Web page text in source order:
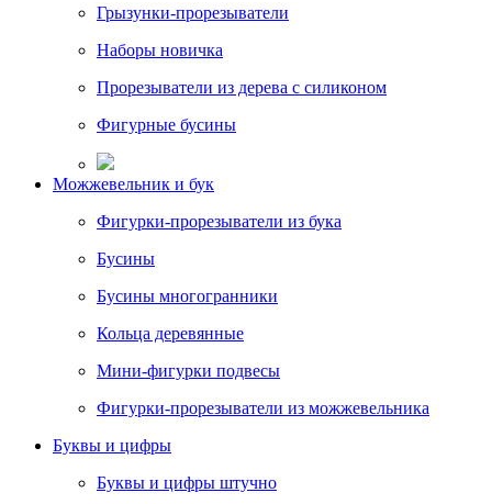
Грызунки-прорезыватели
Наборы новичка
Прорезыватели из дерева с силиконом
Фигурные бусины
Можжевельник и бук
Фигурки-прорезыватели из бука
Бусины
Бусины многогранники
Кольца деревянные
Мини-фигурки подвесы
Фигурки-прорезыватели из можжевельника
Буквы и цифры
Буквы и цифры штучно